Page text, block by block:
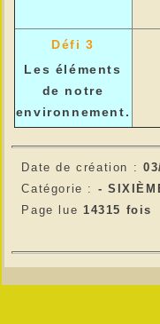
Défi 3
Les éléments
de notre
environnement.
Date de création :
Catégorie : -
Page lue 14315 fois